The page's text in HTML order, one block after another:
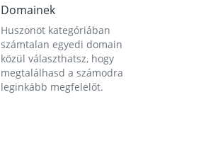
Domainek
Huszonöt kategóriában
számtalan egyedi domain
közül választhatsz, hogy
megtalálhasd a számodra
leginkább megfelelőt.